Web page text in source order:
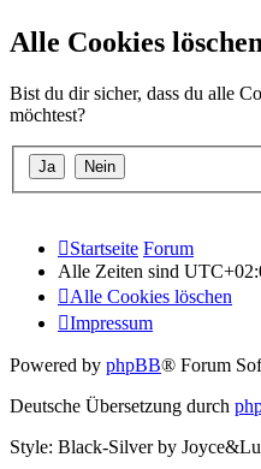
Alle Cookies löschen
Bist du dir sicher, dass du alle
möchtest?
Startseite Forum
Alle Zeiten sind
Alle Cookies löschen
Impressum
Powered by phpBB® Forum
Deutsche Übersetzung durch
Style: Black-Silver by